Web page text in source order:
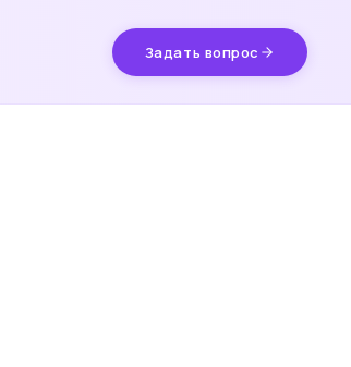
Задать вопрос